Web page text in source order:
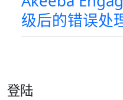
级后的错误处
登陆